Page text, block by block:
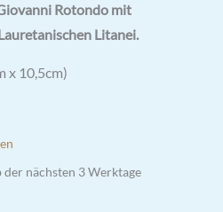
Rotondo mit
Litanei.
x 10,5cm)
nächsten 3 Werktage